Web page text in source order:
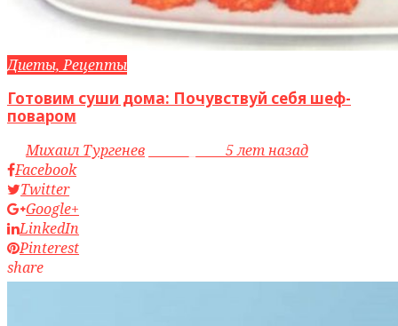
Диеты, Рецепты
Готовим суши дома: Почувствуй себя шеф-
поваром
byМихаил Тургенев
5 лет назад
Facebook
Twitter
Google+
LinkedIn
Pinterest
share